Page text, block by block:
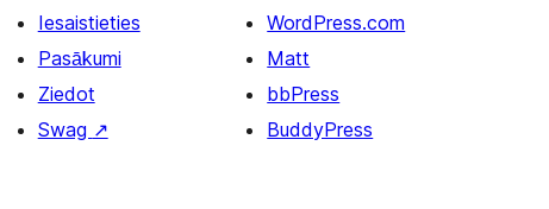
Iesaistieties
Pasākumi
Ziedot
Swag ↗
WordPress.com
Matt
bbPress
BuddyPress